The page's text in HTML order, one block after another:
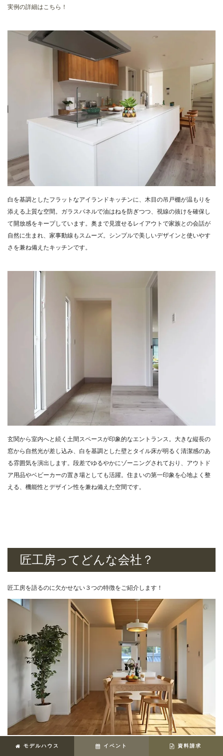
モデルハウス イベント 資料請求
実例の詳細はこちら！
白を基調としたフラットなアイランドキッチンに、木目の吊戸棚が温もりを
添える上質な空間。ガラスパネルで油はねを防ぎつつ、視線の抜けを確保し
て開放感をキープしています。奥まで見渡せるレイアウトで家族との会話が
自然に生まれ、家事動線もスムーズ。シンプルで美しいデザインと使いやす
さを兼ね備えたキッチンです。
玄関から室内へと続く土間スペースが印象的なエントランス。大きな縦長の
窓から自然光が差し込み、白を基調とした壁とタイル床が明るく清潔感のあ
る雰囲気を演出します。段差でゆるやかにゾーニングされており、アウトド
ア用品やベビーカーの置き場としても活躍。住まいの第一印象を心地よく整
える、機能性とデザイン性を兼ね備えた空間です。
匠工房ってどんな会社？
匠工房を語るのに欠かせない３つの特徴をご紹介します！